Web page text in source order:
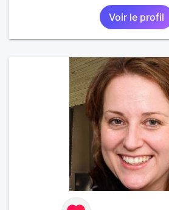
Voir le profil